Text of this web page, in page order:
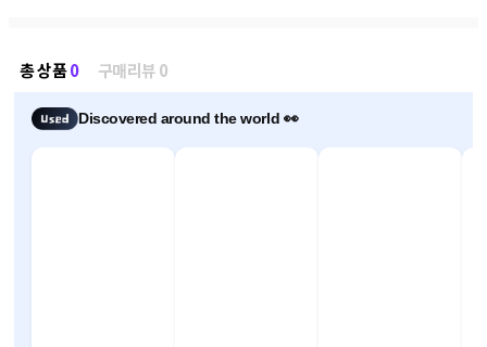
총 상품0 구매리뷰 0
Discovered around the world 👀